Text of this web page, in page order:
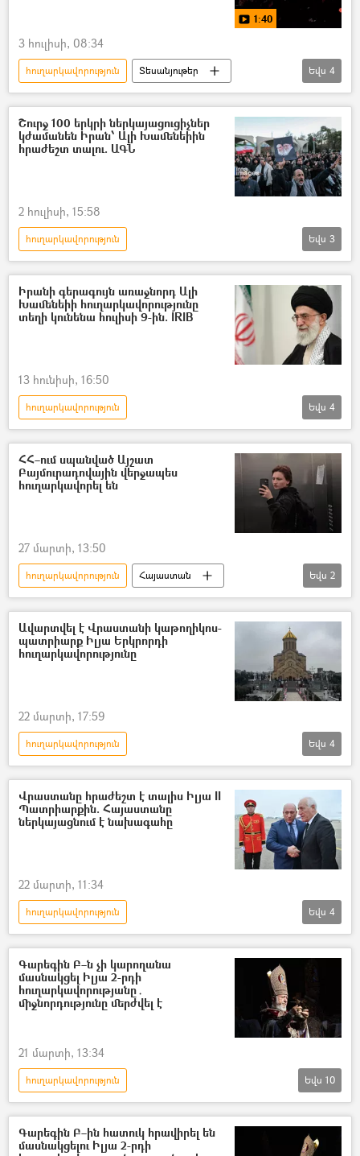
1:40
3 հուլիսի, 08:34
հուղարկավորություն
Տեսանյութեր
Իրանի Իսլամական Հանրապետություն
Այաթոլլա Ալի Խամենեի
հոգեհանգիստ
Նիկոլ Փաշինյան
Եվս 4
Շուրջ 100 երկրի ներկայացուցիչներ
կժամանեն Իրան՝ Ալի Խամենեիին
հրաժեշտ տալու. ԱԳՆ
2 հուլիսի, 15:58
հուղարկավորություն
Իրանի Իսլամական Հանրապետություն
Այաթոլլա Ալի Խամենեի
Իսմայիլ Բաղայի
Եվս 3
Իրանի գերագույն առաջնորդ Ալի
Խամենեիի հուղարկավորությունը
տեղի կունենա հուլիսի 9-ին. IRIB
13 հունիսի, 16:50
հուղարկավորություն
Իրանի Իսլամական Հանրապետություն
Այաթոլլա Ալի Խամենեի
Իսրայել
Եվս 4
ՀՀ–ում սպանված Այշատ
Բայմուրադովային վերջապես
հուղարկավորել են
27 մարտի, 13:50
հուղարկավորություն
Հայաստան
Երևան
Սպանություն Կին
Եվս 2
Ավարտվել է Վրաստանի կաթողիկոս-
պատրիարք Իլյա Երկրորդի
հուղարկավորությունը
22 մարտի, 17:59
հուղարկավորություն
Վրաստանի Հանրապետություն
կաթողիկոս
Վրաստանի Պատրիարք Իլյա Երկրորդ
Եվս 4
Վրաստանը հրաժեշտ է տալիս Իլյա II
Պատրիարքին. Հայաստանը
ներկայացնում է նախագահը
22 մարտի, 11:34
հուղարկավորություն
Վրաստանի Հանրապետություն
կաթողիկոս
Ամենայն Հայոց կաթողիկոս Գարեգին Բ
Վահագն Խաչատուրյան
Եվս 4
Գարեգին Բ–ն չի կարողանա
մասնակցել Իլյա 2-րդի
հուղարկավորությանը․
միջնորդությունը մերժվել է
21 մարտի, 13:34
հուղարկավորություն
Ամենայն Հայոց կաթողիկոս Գարեգին Բ
Վրաստանի Պատրիարք Իլյա Երկրորդ
թաղում
Եվս 10
Գարեգին Բ–ին հատուկ հրավիրել են
մասնակցելու Իլյա 2-րդի